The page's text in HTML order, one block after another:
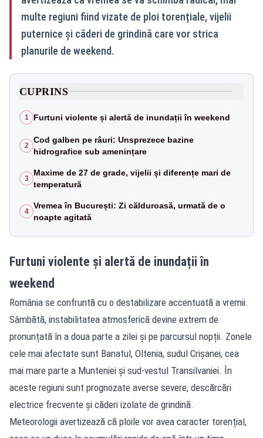
multe regiuni fiind vizate de ploi torențiale, vijelii
puternice și căderi de grindină care vor strica
planurile de weekend.
CUPRINS
1 Furtuni violente și alertă de inundații în weekend
2
Cod galben pe râuri: Unsprezece bazine
hidrografice sub amenințare
3
Maxime de 27 de grade, vijelii și diferențe mari de
temperatură
4
Vremea în București: Zi călduroasă, urmată de o
noapte agitată
Furtuni violente și alertă de inundații în
weekend
România se confruntă cu o destabilizare accentuată a vremii.
Sâmbătă, instabilitatea atmosferică devine extrem de
pronunțată în a doua parte a zilei și pe parcursul nopții. Zonele
cele mai afectate sunt Banatul, Oltenia, sudul Crișanei, cea
mai mare parte a Munteniei și sud-vestul Transilvaniei. În
aceste regiuni sunt prognozate averse severe, descărcări
electrice frecvente și căderi izolate de grindină.
Meteorologii avertizează că ploile vor avea caracter torențial,